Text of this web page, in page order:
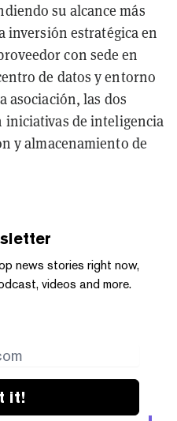
su alcance más
inversión estratégica en
con sede en
de datos y entorno
asociación, las dos
iniciativas de inteligencia
y almacenamiento de
news stories right now,
videos and more.
it!